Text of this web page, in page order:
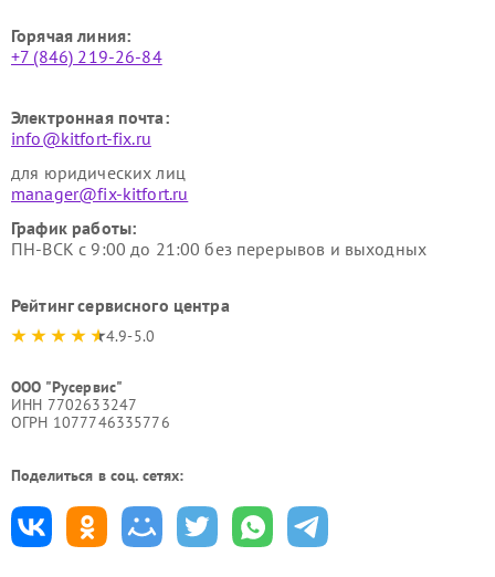
Горячая линия:
+7 (846) 219-26-84
Электронная почта:
info@kitfort-fix.ru
для юридических лиц
manager@fix-kitfort.ru
График работы:
ПН-ВСК с 9:00 до 21:00 без перерывов и выходных
Рейтинг сервисного центра
4.9-5.0
ООО "Русервис"
ИНН 7702633247
ОГРН 1077746335776
Поделиться в соц. сетях: